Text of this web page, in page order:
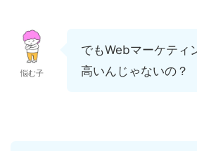
悩む子
でもWebマーケティ
高いんじゃないの？